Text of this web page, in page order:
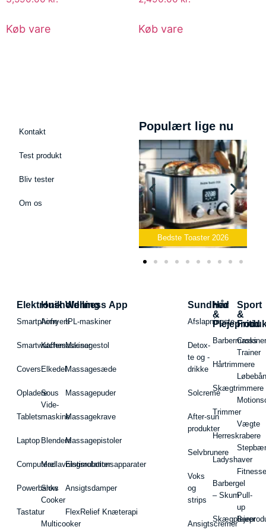
Køb vare Køb vare
Kontakt
Test produkt
Bliv tester
Om os
Populært lige nu
Bedste Elkedel 2026
Elektronik
Smartphone
Smartwatches
Covers
Opladere
Tablets
Laptop
Computere
Powerbanks
Tastatur
Husholdning
Airfryers
Kaffemaskiner
Elkedel
Sous
Vide-
maskine
Blendere
Madlavningsrobotter
Slow
Cooker
Multicooker
Wellness App
IPL-maskiner
Massagestol
Massagesæde
Massagepuder
Massagekrave
Massagepistoler
Elstimulationsapparater
Ansigtsdamper
FlexRelief Knæterapi
Sundhed
Afslapningste
Detox-
te og -
drikke
Solcreme
After-sun
produkter
Selvbrunere
Voks
og
strips
Ansigtscremer
Hår
&
Hårtrimmere
Skægtrimmere
Trimmer
Herreskrabere
Ladyshaver
Barbergel
– Skum
Sport
&
Fritid
Cross
Trainer
Vægte
Pull-
up
Barer